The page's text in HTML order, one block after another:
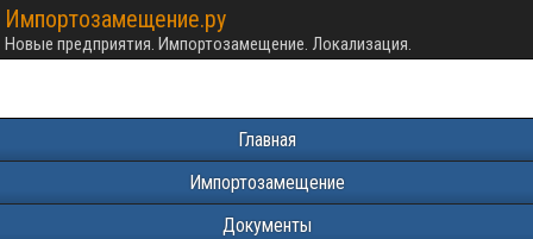
Импортозамещение.ру
Новые предприятия. Импортозамещение. Локализация.
Главная
Импортозамещение
Документы